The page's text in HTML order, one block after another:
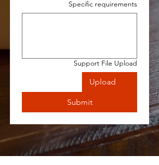
Specific requirements
Support File Upload
Upload
Submit